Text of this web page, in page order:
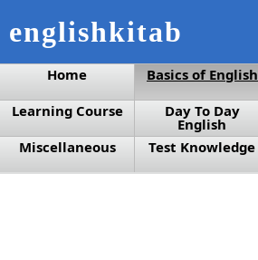
englishkitab
Home Basics of English
Learning Course
Day To Day
English
Miscellaneous
Test Knowledge